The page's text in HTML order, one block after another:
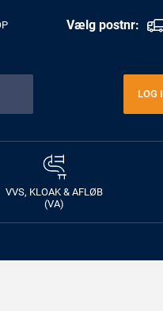
Vælg postnr:
LOG
VVS, KLOAK & AFLØB
(VA)